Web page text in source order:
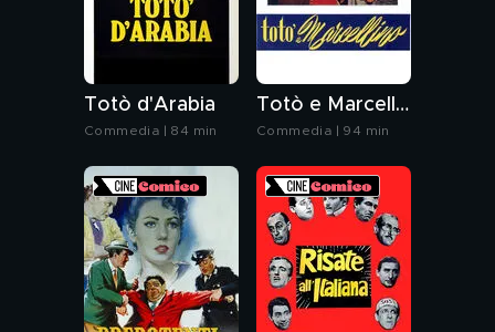
Totò d'Arabia
Commedia | 84 min
Totò e Marcellino
Commedia | 94 min